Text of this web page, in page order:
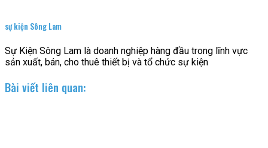
sự kiện Sông Lam
Sự Kiện Sông Lam là doanh nghiệp hàng đầu trong lĩnh vực
sản xuất, bán, cho thuê thiết bị và tổ chức sự kiện
Bài viết liên quan: